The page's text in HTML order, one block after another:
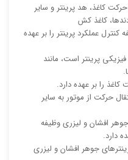
کاغذ، هد پرینتر و سایر
کاغذ کش
عملکرد پرینتر را بر عهده
پرینتر است، مانند
را بر عهده دارد.
حرکت از موتور به سایر
جوهر افشان و لیزری وظیفه
دارد.
جوهر افشان و لیزری